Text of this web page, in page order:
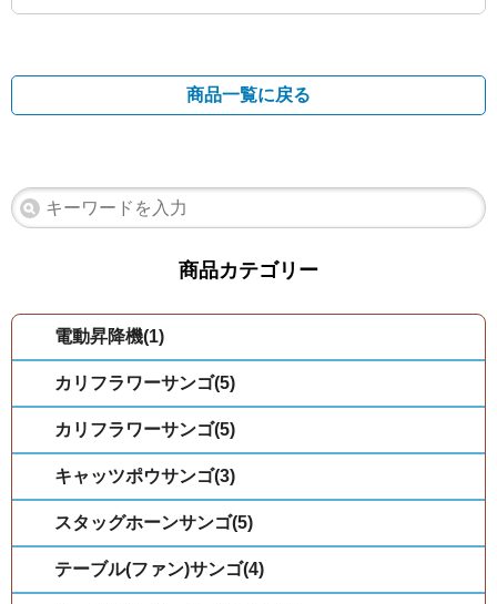
商品一覧に戻る
商品カテゴリー
電動昇降機(1)
カリフラワーサンゴ(5)
カリフラワーサンゴ(5)
キャッツポウサンゴ(3)
スタッグホーンサンゴ(5)
テーブル(ファン)サンゴ(4)